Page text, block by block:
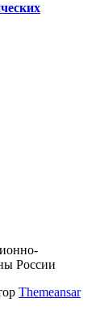
России
Themeansar